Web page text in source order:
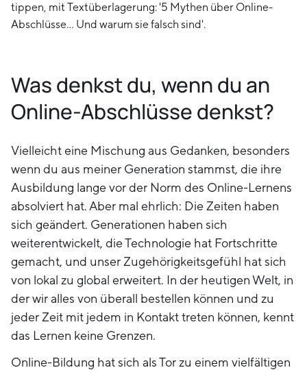
Was denkst du, wenn du an
Online-Abschlüsse denkst?
Vielleicht eine Mischung aus Gedanken, besonders
wenn du aus meiner Generation stammst, die ihre
Ausbildung lange vor der Norm des Online-Lernens
absolviert hat. Aber mal ehrlich: Die Zeiten haben
sich geändert. Generationen haben sich
weiterentwickelt, die Technologie hat Fortschritte
gemacht, und unser Zugehörigkeitsgefühl hat sich
von lokal zu global erweitert. In der heutigen Welt, in
der wir alles von überall bestellen können und zu
jeder Zeit mit jedem in Kontakt treten können, kennt
das Lernen keine Grenzen.
Online-Bildung hat sich als Tor zu einem vielfältigen